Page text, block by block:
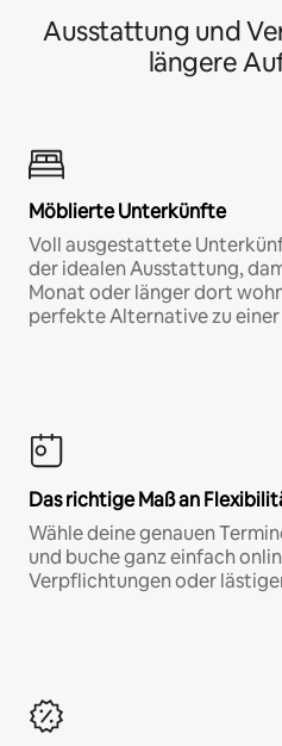
Ausstattung und
längere
Möblierte Unterkünfte
Voll ausgestattete
der idealen Ausstattung,
Monat oder länger dort
perfekte Alternative zu
Das richtige Maß an
Wähle deine genauen
und buche ganz einfach
Verpflichtungen oder